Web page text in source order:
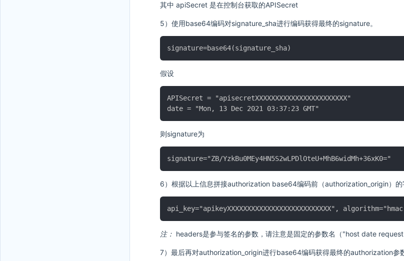
其中 apiSecret 是在控制台获取的APISecret
5）使用base64编码对signature_sha进行编码获得最终的signature。
假设
APISecret = "apisecretXXXXXXXXXXXXXXXXXXXXXXX"
则signature为
6）根据以上信息拼接authorization base64编码前（authorization_origin）的
注： headers是参与签名的参数，请注意是固定的参数名（"host date
7）最后再对authorization_origin进行base64编码获得最终的authorization参